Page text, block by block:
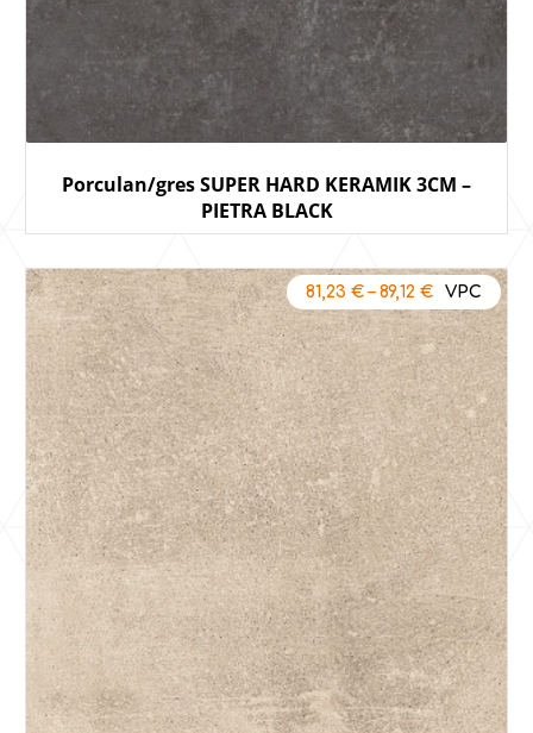
Porculan/gres SUPER HARD KERAMIK 3CM –
PIETRA BLACK
81,23 €– 89,12 €